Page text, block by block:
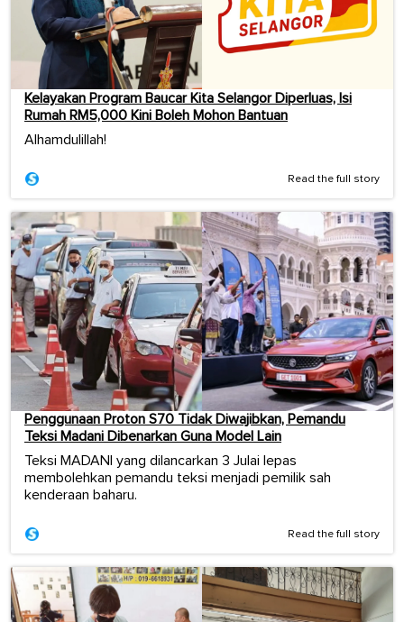
Kelayakan Program Baucar Kita Selangor Diperluas, Isi
Rumah RM5,000 Kini Boleh Mohon Bantuan
Alhamdulillah!
Read the full story
Penggunaan Proton S70 Tidak Diwajibkan, Pemandu
Teksi Madani Dibenarkan Guna Model Lain
Teksi MADANI yang dilancarkan 3 Julai lepas
membolehkan pemandu teksi menjadi pemilik sah
kenderaan baharu.
Read the full story